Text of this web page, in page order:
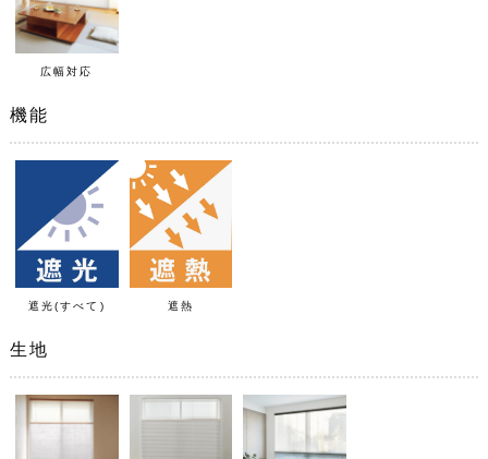
広幅対応
機能
遮光(すべて) 遮熱
生地